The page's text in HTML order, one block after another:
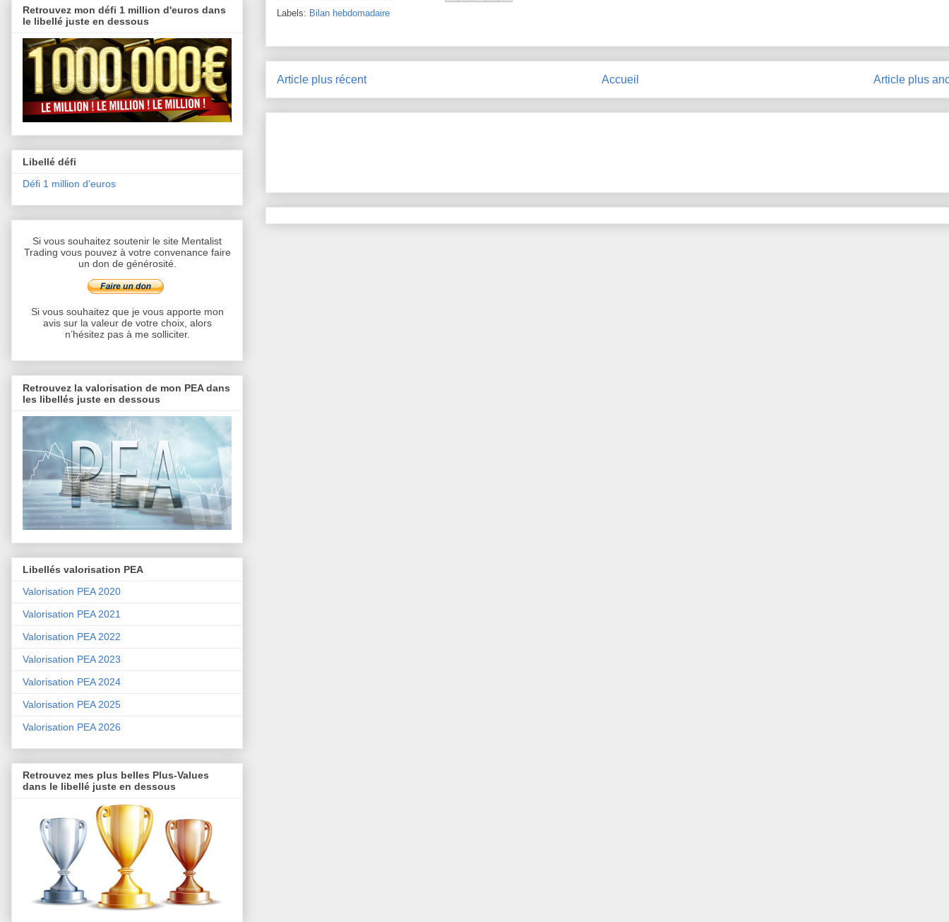
Labels: Bilan hebdomadaire
Article plus récent Article plus
Accueil
Retrouvez mon défi 1 million d'euros dans
le libellé juste en dessous
Libellé défi
Défi 1 million d'euros
Si vous souhaitez soutenir le site Mentalist
Trading vous pouvez à votre convenance faire
un don de générosité.
Si vous souhaitez que je vous apporte mon
avis sur la valeur de votre choix, alors
n’hésitez pas à me solliciter.
Retrouvez la valorisation de mon PEA dans
les libellés juste en dessous
Libellés valorisation PEA
Valorisation PEA 2020
Valorisation PEA 2021
Valorisation PEA 2022
Valorisation PEA 2023
Valorisation PEA 2024
Valorisation PEA 2025
Valorisation PEA 2026
Retrouvez mes plus belles Plus-Values
dans le libellé juste en dessous